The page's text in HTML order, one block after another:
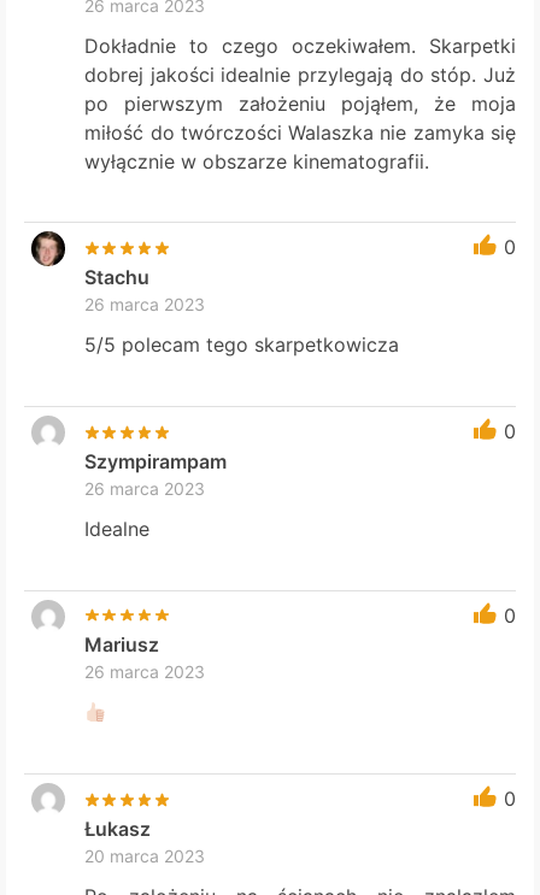
26 marca 2023
Dokładnie to czego oczekiwałem. Skarpetki
dobrej jakości idealnie przylegają do stóp. Już
po pierwszym założeniu pojąłem, że moja
miłość do twórczości Walaszka nie zamyka się
wyłącznie w obszarze kinematografii.
0
Stachu
26 marca 2023
5/5 polecam tego skarpetkowicza
0
Szympirampam
26 marca 2023
Idealne
0
Mariusz
26 marca 2023
0
Łukasz
20 marca 2023